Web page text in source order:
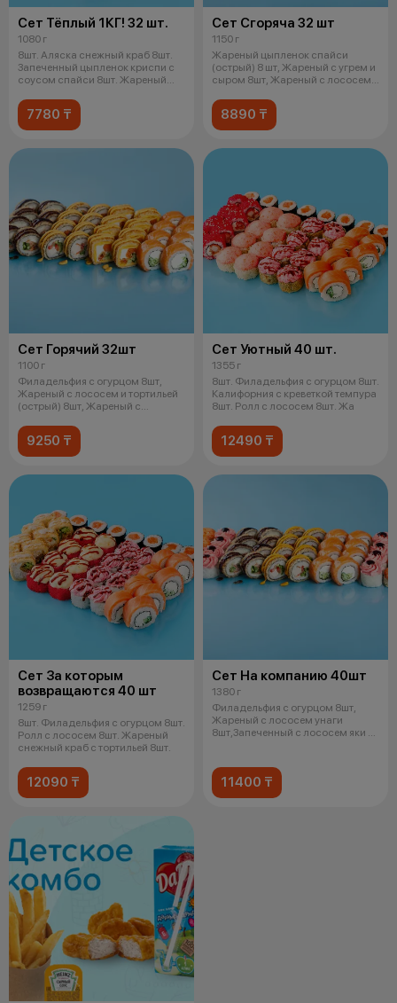
Сет Тёплый 1КГ! 32 шт.
1080 г
8шт. Аляска снежный краб 8шт.
Запеченный цыпленок криспи с
соусом спайси 8шт. Жареный
7780 ₸
Сет Сгоряча 32 шт
1150 г
Жареный цыпленок спайси
(острый) 8 шт, Жареный с угрем и
сыром 8шт, Жареный с лососем
8890 ₸
Сет Горячий 32шт
1100 г
Филадельфия с огурцом 8шт,
Жареный с лососем и тортильей
(острый) 8шт, Жареный с
9250 ₸
Сет Уютный 40 шт.
1355 г
8шт. Филадельфия с огурцом 8шт.
Калифорния с креветкой темпура
8шт. Ролл с лососем 8шт. Жа
12490 ₸
Сет За которым
возвращаются 40 шт
1259 г
8шт. Филадельфия с огурцом 8шт.
Ролл с лососем 8шт. Жареный
снежный краб с тортильей 8шт.
12090 ₸
Сет На компанию 40шт
1380 г
Филадельфия с огурцом 8шт,
Жареный с лососем унаги
8шт,Запеченный с лососем яки и
11400 ₸